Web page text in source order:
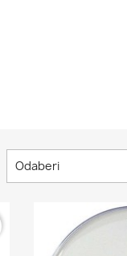
Odaberi